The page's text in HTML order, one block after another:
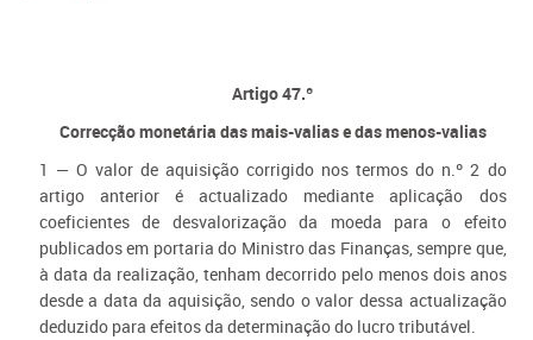
Artigo 47.º
Correcção monetária das mais-valias e das menos-valias
1 — O valor de aquisição corrigido nos termos do n.º 2 do
artigo anterior é actualizado mediante aplicação dos
coeficientes de desvalorização da moeda para o efeito
publicados em portaria do Ministro das Finanças, sempre que,
à data da realização, tenham decorrido pelo menos dois anos
desde a data da aquisição, sendo o valor dessa actualização
deduzido para efeitos da determinação do lucro tributável.